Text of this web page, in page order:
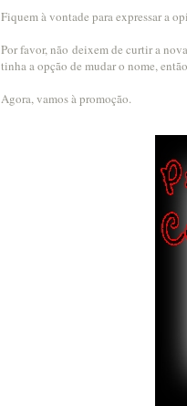
Fiquem à vontade para expressar a
Por favor, não deixem de curtir a
tinha a opção de mudar o nome,
Agora, vamos à promoção.